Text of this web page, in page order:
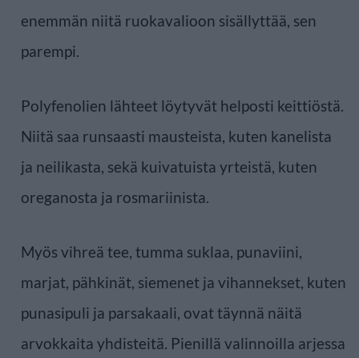
enemmän niitä ruokavalioon sisällyttää, sen
parempi.
Polyfenolien lähteet löytyvät helposti keittiöstä.
Niitä saa runsaasti mausteista, kuten kanelista
ja neilikasta, sekä kuivatuista yrteistä, kuten
oreganosta ja rosmariinista.
Myös vihreä tee, tumma suklaa, punaviini,
marjat, pähkinät, siemenet ja vihannekset, kuten
punasipuli ja parsakaali, ovat täynnä näitä
arvokkaita yhdisteitä. Pienillä valinnoilla arjessa